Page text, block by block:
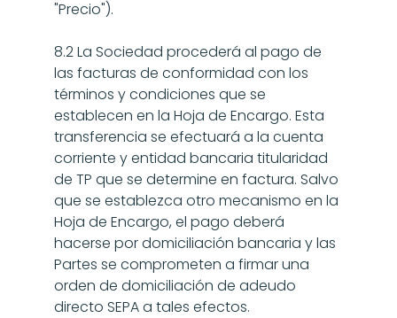
"Precio").
8.2 La Sociedad procederá al pago de
las facturas de conformidad con los
términos y condiciones que se
establecen en la Hoja de Encargo. Esta
transferencia se efectuará a la cuenta
corriente y entidad bancaria titularidad
de TP que se determine en factura. Salvo
que se establezca otro mecanismo en la
Hoja de Encargo, el pago deberá
hacerse por domiciliación bancaria y las
Partes se comprometen a firmar una
orden de domiciliación de adeudo
directo SEPA a tales efectos.